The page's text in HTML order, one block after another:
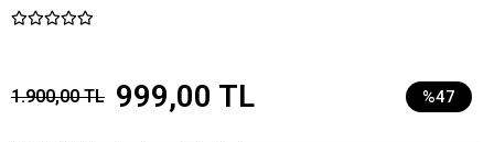
1.900,00 TL 999,00 TL %47